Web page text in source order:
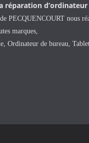
réparation d’ordinateur
PECQUENCOURT nous
marques,
Ordinateur de bureau,